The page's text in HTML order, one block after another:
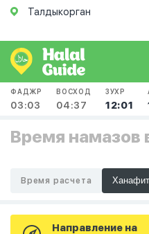
Талдыкорган
ФАДЖР
03:03
ВОСХОД
04:37
ЗУХР
12:01
Время намазов
Время расчета
Направление на